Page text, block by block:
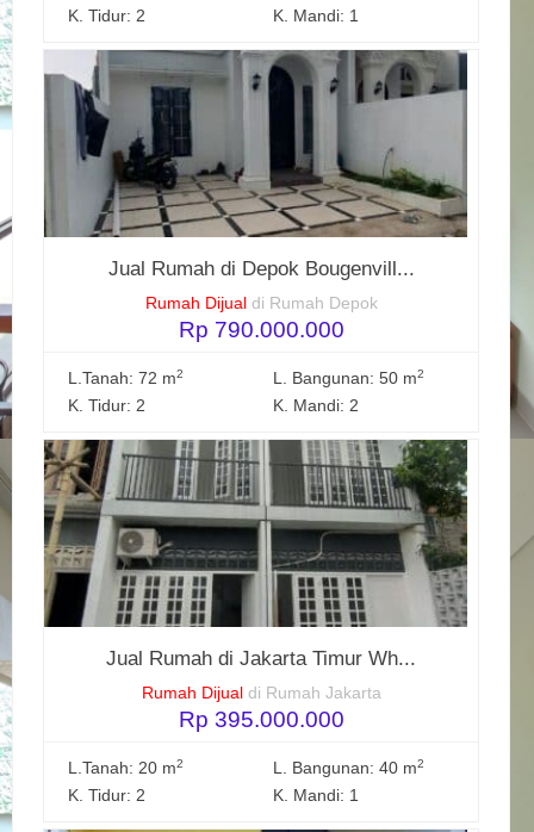
K. Tidur: 2 K. Mandi: 1
Jual Rumah di Depok Bougenvill...
Rumah Dijual di Rumah Depok
Rp 790.000.000
L.Tanah: 72 m2 L. Bangunan: 50 m2
K. Tidur: 2 K. Mandi: 2
Jual Rumah di Jakarta Timur Wh...
Rumah Dijual di Rumah Jakarta
Rp 395.000.000
L.Tanah: 20 m2 L. Bangunan: 40 m2
K. Tidur: 2 K. Mandi: 1